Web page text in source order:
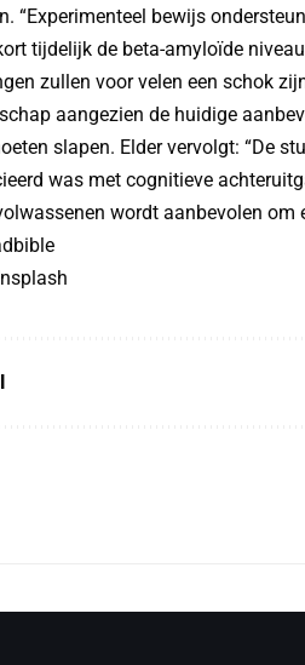
“Experimenteel bewijs
tijdelijk de beta-amyloïde
zullen voor velen een schok
aangezien de huidige
slapen. Elder vervolgt: “De
was met cognitieve
wordt aanbevolen